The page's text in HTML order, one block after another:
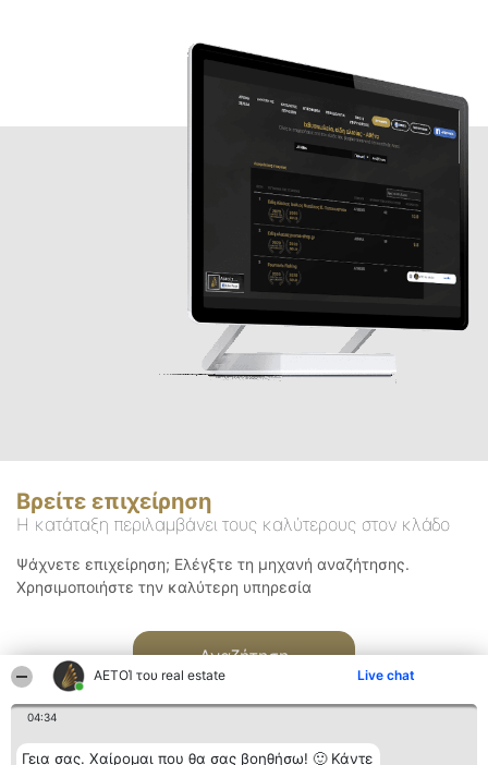
ΑΕΤΟΊ του real estate Live chat
04:34
Γεια σας. Χαίρομαι που θα σας βοηθήσω! 🙂 Κάντε
Βρείτε επιχείρηση
Η κατάταξη περιλαμβάνει τους καλύτερους στον κλάδο
Ψάχνετε επιχείρηση; Ελέγξτε τη μηχανή αναζήτησης.
Χρησιμοποιήστε την καλύτερη υπηρεσία
Αναζήτηση